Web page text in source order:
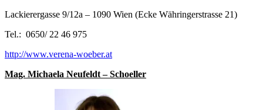
Lackierergasse 9/12a – 1090 Wien (Ecke Währingerstrasse 21)
Tel.: 0650/ 22 46 975
http://www.verena-woeber.at
Mag. Michaela Neufeldt – Schoeller